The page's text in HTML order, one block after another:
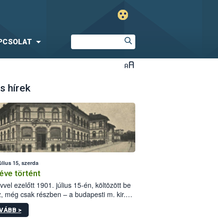
hírek
15, szerda
történt
ezelőtt 1901. július 15-én, költözött be
még csak részben – a budapesti m. kir.
állomás a Kis Rókus utca
alatti, Czigler Győző által tervezett új
>